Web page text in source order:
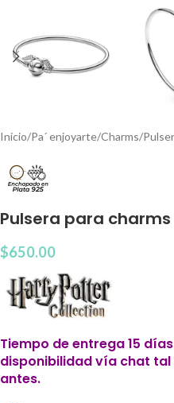
Inicio/Pa´ enjoyarte/Charms/
Pulsera para
$650.00
Tiempo de entrega 15
disponibilidad vía chat
antes.